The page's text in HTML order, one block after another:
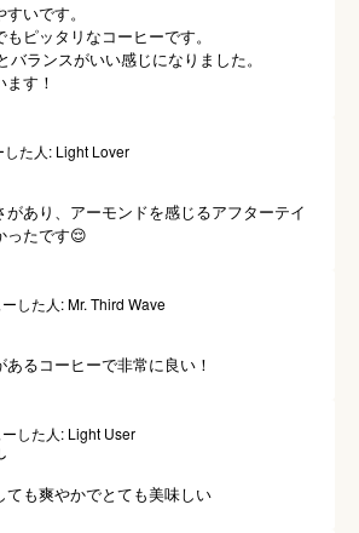
いです。
ピッタリなコーヒーです。
ランスがいい感じになりました。
す！
した人: Light Lover
あり、アーモンドを感じるアフターテイ
ったです😌
した人: Mr. Third Wave
るコーヒーで非常に良い！
した人: Light User
ても爽やかでとても美味しい